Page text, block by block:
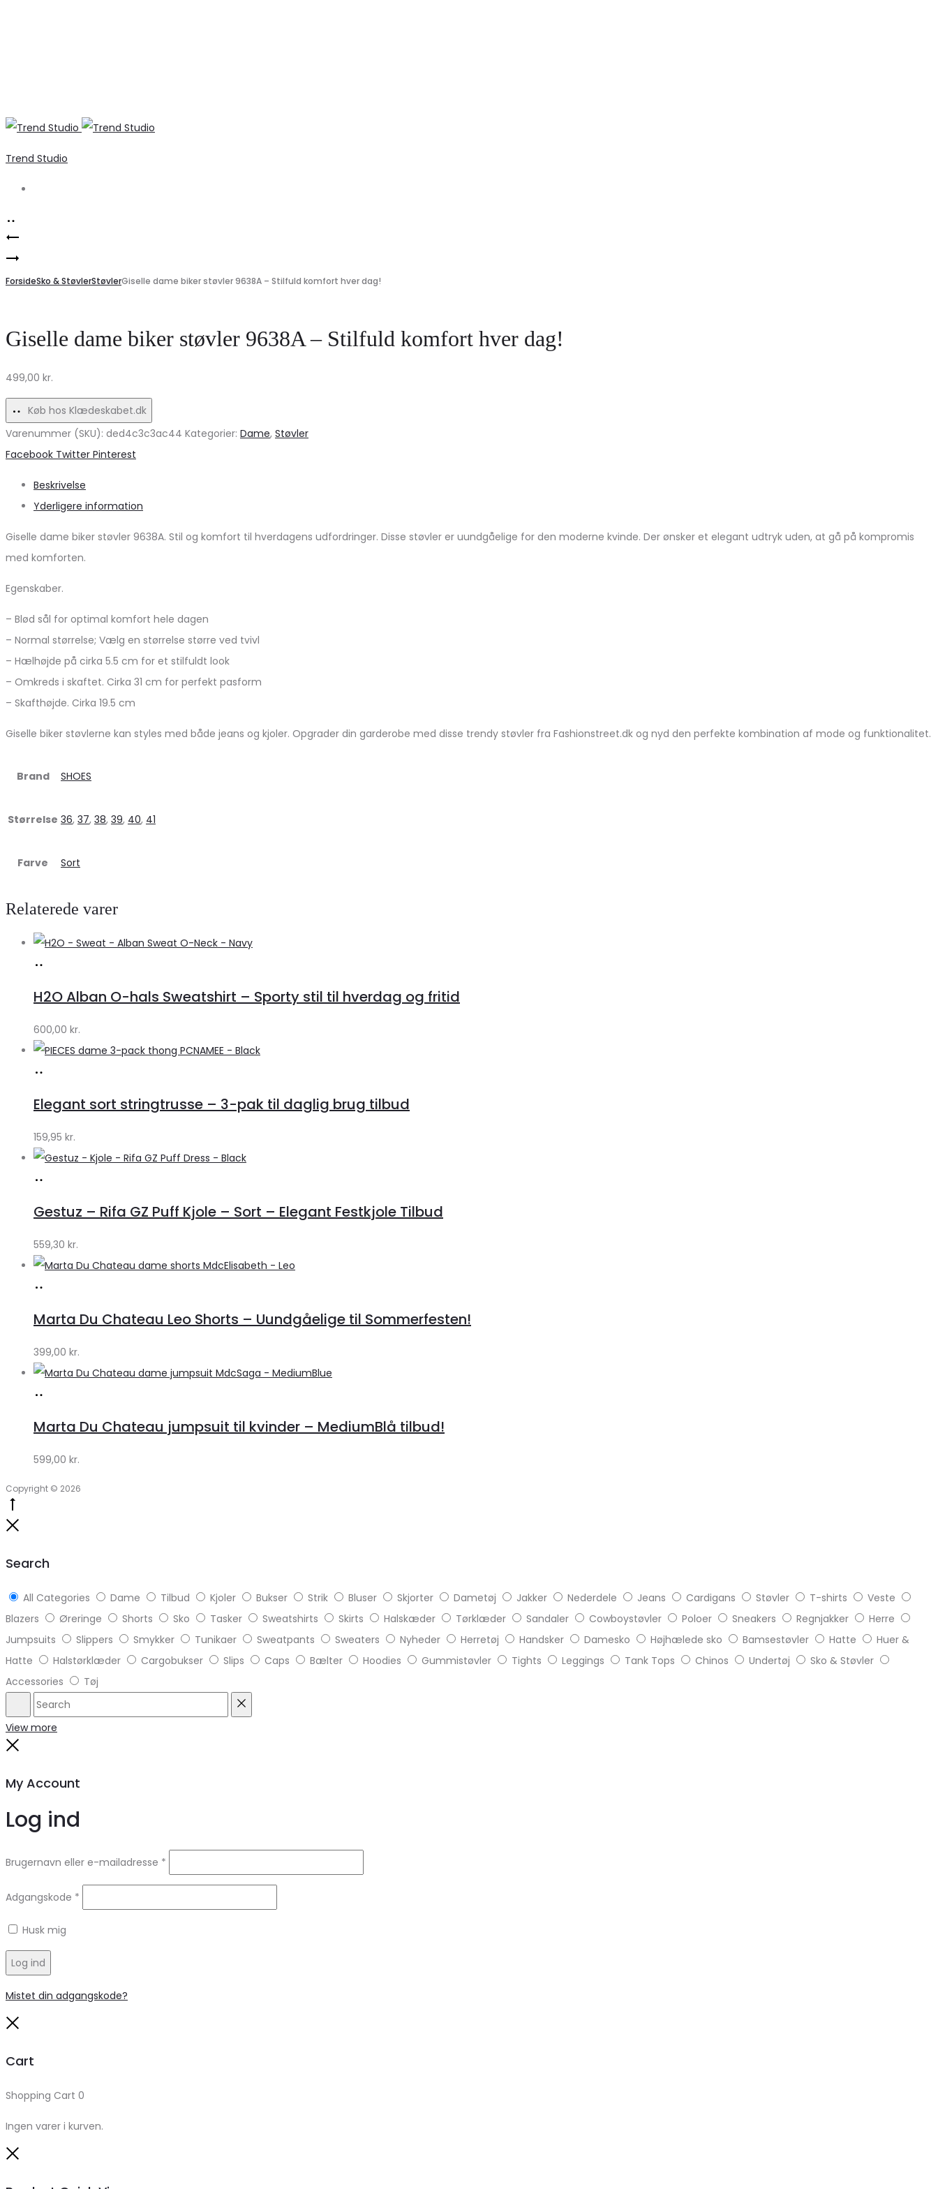
Trend Studio
Product
navigation
til
Beige
på
Udsalg!
Stilfulde
ONLY
ONLHOPE
Rhinsten
Sort
ForsideSko & StøvlerStøvlerGiselle dame biker støvler 9638A – Stilfuld komfort hver dag!
Giselle dame biker støvler 9638A – Stilfuld komfort hver dag!
499,00 kr.
Køb hos Klædeskabet.dk
Varenummer (SKU): ded4c3c3ac44 Kategorier: Dame, Støvler
Share
Facebook Twitter Pinterest
Beskrivelse
Yderligere information
Giselle dame biker støvler 9638A. Stil og komfort til hverdagens udfordringer. Disse støvler er uundgåelige for den moderne kvinde. Der ønsker et elegant udtryk uden, at gå på kompromis
med komforten.
Egenskaber.
– Blød sål for optimal komfort hele dagen
– Normal størrelse; Vælg en størrelse større ved tvivl
– Hælhøjde på cirka 5.5 cm for et stilfuldt look
– Omkreds i skaftet. Cirka 31 cm for perfekt pasform
– Skafthøjde. Cirka 19.5 cm
Giselle biker støvlerne kan styles med både jeans og kjoler. Opgrader din garderobe med disse trendy støvler fra Fashionstreet.dk og nyd den perfekte kombination af mode og funktionalitet.
Brand SHOES
Størrelse 36, 37, 38, 39, 40, 41
Farve Sort
Relaterede varer
Lykke
by
Lykke
H2O Alban O-hals Sweatshirt – Sporty stil til hverdag og fritid
600,00 kr.
Klædeskabet.dk
Elegant sort stringtrusse – 3-pak til daglig brug tilbud
159,95 kr.
Lykke
by
Lykke
Gestuz – Rifa GZ Puff Kjole – Sort – Elegant Festkjole Tilbud
559,30 kr.
Klædeskabet.dk
Marta Du Chateau Leo Shorts – Uundgåelige til Sommerfesten!
399,00 kr.
Klædeskabet.dk
Marta Du Chateau jumpsuit til kvinder – MediumBlå tilbud!
599,00 kr.
Copyright © 2026
Search
All Categories Dame Tilbud Kjoler Bukser Strik Bluser Skjorter Dametøj Jakker Nederdele Jeans Cardigans Støvler T-shirts
Veste
Blazers
Øreringe Shorts Sko Tasker Sweatshirts Skirts Halskæder Tørklæder Sandaler Cowboystøvler Poloer Sneakers Regnjakker
Herre
Jumpsuits
Slippers Smykker Tunikaer Sweatpants Sweaters Nyheder Herretøj Handsker Damesko Højhælede sko Bamsestøvler Hatte
Huer &
Hatte
Halstørklæder Cargobukser Slips Caps Bælter Hoodies Gummistøvler Tights Leggings Tank Tops Chinos Undertøj
Sko & Støvler
Accessories
Tøj
Search
View more
My Account
Log ind
Brugernavn eller e-mailadresse *
Adgangskode *
Husk mig
Log ind
Mistet din adgangskode?
Cart
Shopping Cart 0
Ingen varer i kurven.